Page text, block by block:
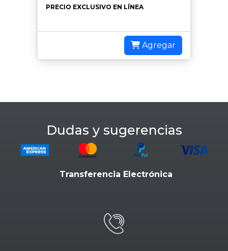
PRECIO EXCLUSIVO EN LÍNEA
Agregar
Dudas y sugerencias
Transferencia Electrónica